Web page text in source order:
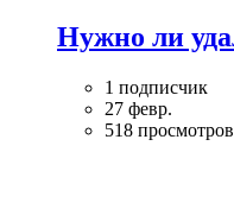
Нужно ли
1 подписчик
27 февр.
518 просмотров